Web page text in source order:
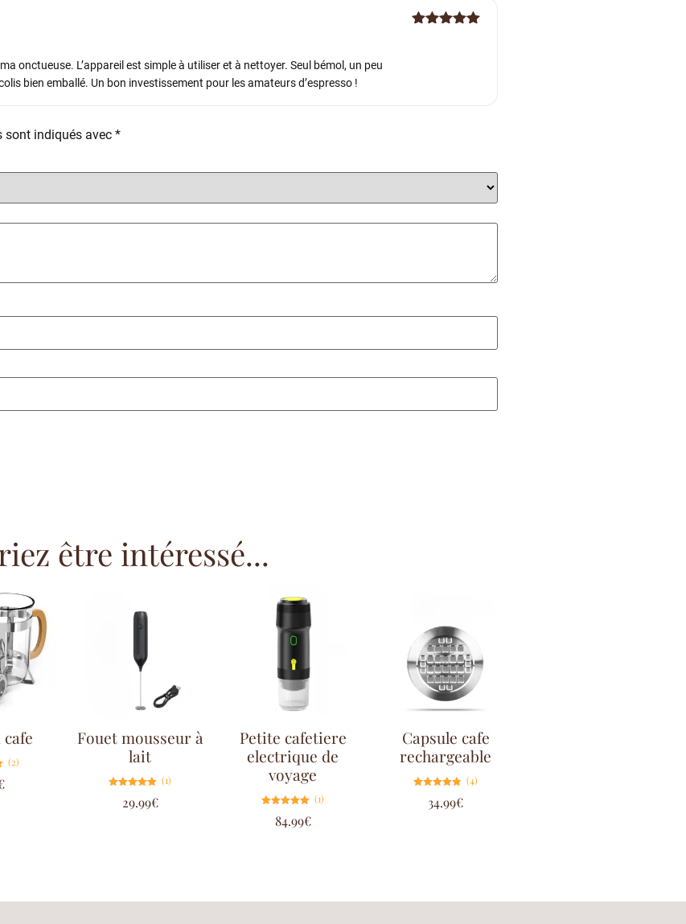
onctueuse. L’appareil est simple à utiliser et à nettoyer. Seul bémol, un peu
bien emballé. Un bon investissement pour les amateurs d’espresso !
sont indiqués avec *
être intéressé...
cafe
(2)
Fouet mousseur à
lait
5.00
sur 5
(1)
29.99€
Petite cafetiere
electrique de
voyage
5.00
sur 5
(1)
84.99€
Capsule cafe
rechargeable
4.75
sur 5
(4)
34.99€